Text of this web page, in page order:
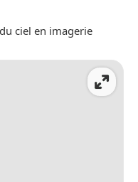
ciel en imagerie